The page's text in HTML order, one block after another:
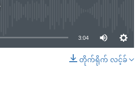
source currently available
3:04
တိုက်ရိုက် လင့်ခ်